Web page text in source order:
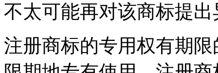
不太可能再对该商标提
注册商标的专用权有期